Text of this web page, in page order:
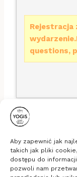
Aby zapewnić jak
takich jak pliki
dostępu do
pozwoli nam
Rejestracja
questions,